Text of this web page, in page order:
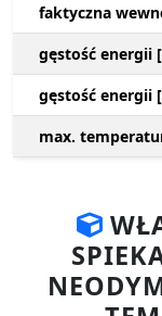
faktyczna
gęstość energii
gęstość energii
max.